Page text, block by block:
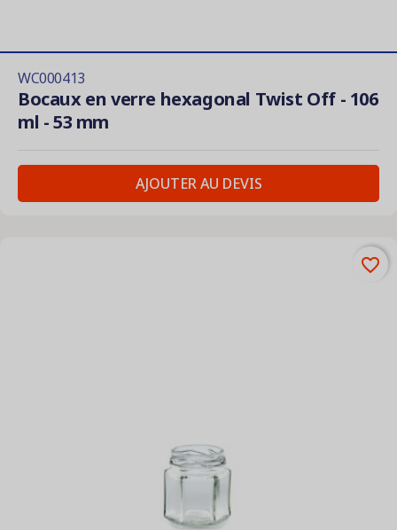
WC000413
Bocaux en verre hexagonal Twist Off - 106
ml - 53 mm
AJOUTER AU DEVIS
favorite_border